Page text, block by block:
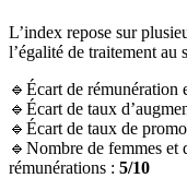
L’index repose sur
l’égalité de traitement au
🔹Écart de rémunération
🔹Écart de taux
🔹Écart de taux de
🔹Nombre de femmes et
rémunérations : 5/10